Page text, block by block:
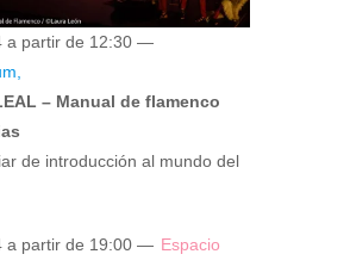
a partir de 12:30 —
– Manual de flamenco
de introducción al mundo del
a partir de 19:00 — Espacio